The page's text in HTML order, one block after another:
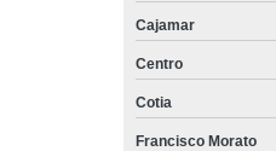
Cajamar
Centro
Cotia
Francisco Morato